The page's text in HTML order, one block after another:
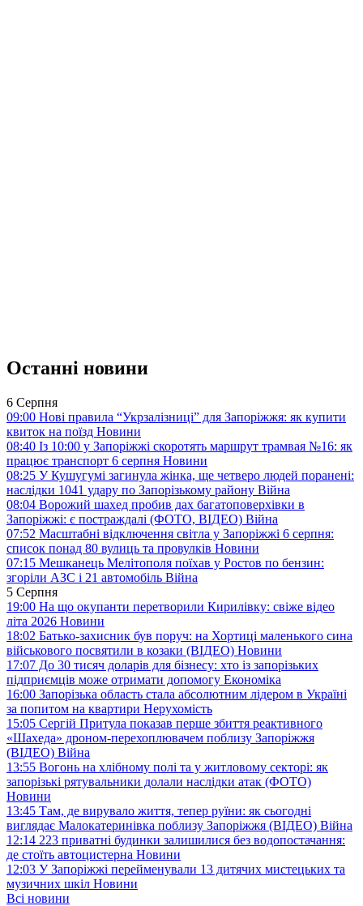
Останні новини
6 Серпня
09:00 Нові правила “Укрзалізниці” для Запоріжжя: як купити
квиток на поїзд Новини
08:40 Із 10:00 у Запоріжжі скоротять маршрут трамвая №16: як
працює транспорт 6 серпня Новини
08:25 У Кушугумі загинула жінка, ще четверо людей поранені:
наслідки 1041 удару по Запорізькому району Війна
08:04 Ворожий шахед пробив дах багатоповерхівки в
Запоріжжі: є постраждалі (ФОТО, ВІДЕО) Війна
07:52 Масштабні відключення світла у Запоріжжі 6 серпня:
список понад 80 вулиць та провулків Новини
07:15 Мешканець Мелітополя поїхав у Ростов по бензин:
згоріли АЗС і 21 автомобіль Війна
5 Серпня
19:00 На що окупанти перетворили Кирилівку: свіже відео
літа 2026 Новини
18:02 Батько-захисник був поруч: на Хортиці маленького сина
військового посвятили в козаки (ВІДЕО) Новини
17:07 До 30 тисяч доларів для бізнесу: хто із запорізьких
підприємців може отримати допомогу Економіка
16:00 Запорізька область стала абсолютним лідером в Україні
за попитом на квартири Нерухомість
15:05 Сергій Притула показав перше збиття реактивного
«Шахеда» дроном-перехоплювачем поблизу Запоріжжя
(ВІДЕО) Війна
13:55 Вогонь на хлібному полі та у житловому секторі: як
запорізькі рятувальники долали наслідки атак (ФОТО)
Новини
13:45 Там, де вирувало життя, тепер руїни: як сьогодні
виглядає Малокатеринівка поблизу Запоріжжя (ВІДЕО) Війна
12:14 223 приватні будинки залишилися без водопостачання:
де стоїть автоцистерна Новини
12:03 У Запоріжжі перейменували 13 дитячих мистецьких та
музичних шкіл Новини
Всі новини